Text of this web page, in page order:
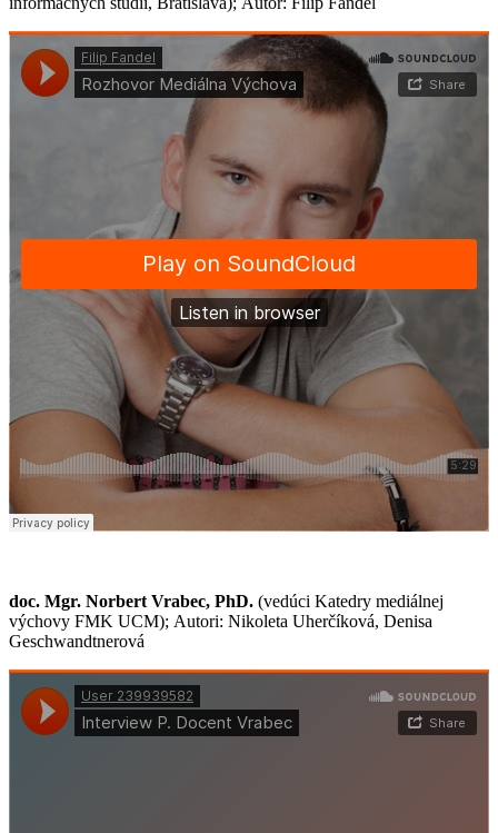
doc. Mgr. Norbert Vrabec, PhD. (vedúci Katedry mediálnej
výchovy FMK UCM); Autori: Nikoleta Uherčíková, Denisa
Geschwandtnerová